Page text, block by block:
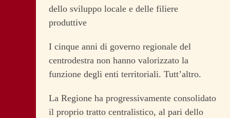
dello sviluppo locale e delle filiere
produttive
I cinque anni di governo regionale del
centrodestra non hanno valorizzato la
funzione degli enti territoriali. Tutt’altro.
La Regione ha progressivamente consolidato
il proprio tratto centralistico, al pari dello